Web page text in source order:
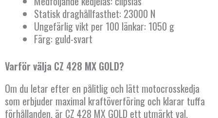
Statisk draghållfasthet: 23000 N
Ungefärlig vikt per 100 länkar: 1050 g
Färg: guld-svart
Varför välja CZ 428 MX GOLD?
Om du letar efter en pålitlig och lätt motocrosskedja
som erbjuder maximal kraftöverföring och klarar tuffa
förhållanden, är CZ 428 MX GOLD ett utmärkt val.